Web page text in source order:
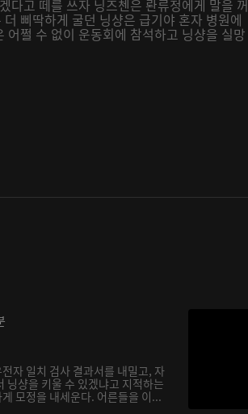
다고 떼를 쓰자 닝즈첸은 롼류정에게 말을 꺼
삐딱하게 굴던 닝샹은 급기야 혼자 병원에
쩔 수 없이 운동회에 참석하고 닝샹을 실망
자 일치 검사 결과서를 내밀고, 자
닝샹을 키울 수 있겠냐고 지적하는
모정을 내세운다. 어른들을 이...